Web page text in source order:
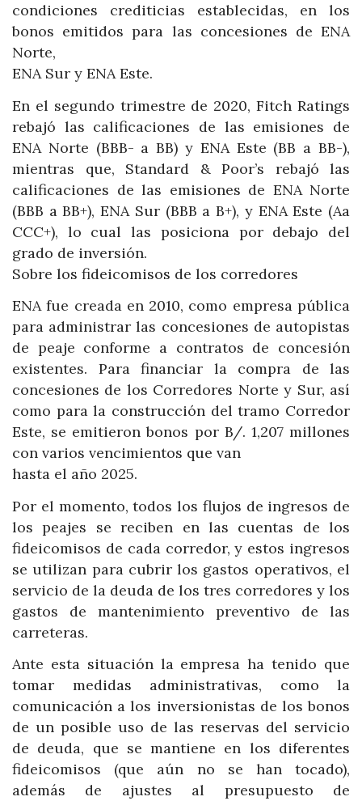
condiciones crediticias establecidas, en los
bonos emitidos para las concesiones de ENA
Norte,
ENA Sur y ENA Este.
En el segundo trimestre de 2020, Fitch Ratings
rebajó las calificaciones de las emisiones de
ENA Norte (BBB- a BB) y ENA Este (BB a BB-),
mientras que, Standard & Poor’s rebajó las
calificaciones de las emisiones de ENA Norte
(BBB a BB+), ENA Sur (BBB a B+), y ENA Este (Aa
CCC+), lo cual las posiciona por debajo del
grado de inversión.
Sobre los fideicomisos de los corredores
ENA fue creada en 2010, como empresa pública
para administrar las concesiones de autopistas
de peaje conforme a contratos de concesión
existentes. Para financiar la compra de las
concesiones de los Corredores Norte y Sur, así
como para la construcción del tramo Corredor
Este, se emitieron bonos por B/. 1,207 millones
con varios vencimientos que van
hasta el año 2025.
Por el momento, todos los flujos de ingresos de
los peajes se reciben en las cuentas de los
fideicomisos de cada corredor, y estos ingresos
se utilizan para cubrir los gastos operativos, el
servicio de la deuda de los tres corredores y los
gastos de mantenimiento preventivo de las
carreteras.
Ante esta situación la empresa ha tenido que
tomar medidas administrativas, como la
comunicación a los inversionistas de los bonos
de un posible uso de las reservas del servicio
de deuda, que se mantiene en los diferentes
fideicomisos (que aún no se han tocado),
además de ajustes al presupuesto de